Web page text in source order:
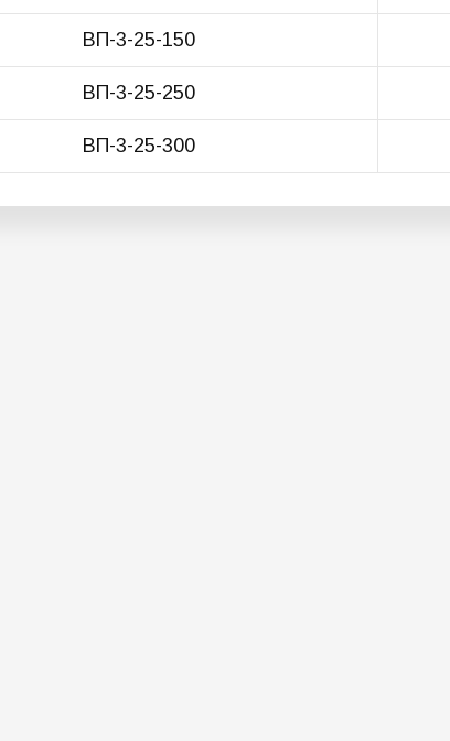
ВП-3-25-150
ВП-3-25-250
ВП-3-25-300